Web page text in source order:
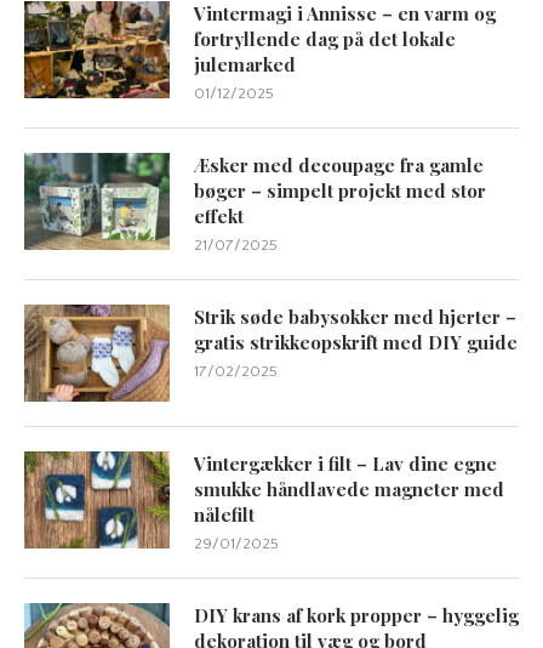
Vintermagi i Annisse – en varm og
fortryllende dag på det lokale
julemarked
01/12/2025
Æsker med decoupage fra gamle
bøger – simpelt projekt med stor
effekt
21/07/2025
Strik søde babysokker med hjerter –
gratis strikkeopskrift med DIY guide
17/02/2025
Vintergækker i filt – Lav dine egne
smukke håndlavede magneter med
nålefilt
29/01/2025
DIY krans af kork propper – hyggelig
dekoration til væg og bord